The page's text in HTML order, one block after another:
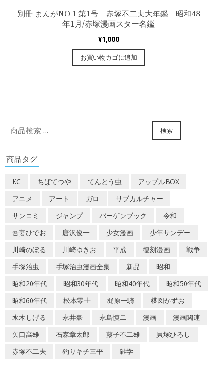
別冊 まんがNO.1 第1号 赤塚不二夫大年鑑 昭和48
年1月/赤塚漫画スター名鑑
¥1,000
お買い物カゴに追加
検
索
象:
検索
商品タグ
KC ちばてつや てんとう虫
アップルBOX
アニメ
アート ガロ
サブカルチャー
サンコミ
ジャンプ バーゲンブック
令和
吾妻ひでお
唐沢俊一 少女漫画
少年サンデー
川崎のぼる
川崎ゆきお 平成 復刻漫画
戦争
手塚治虫
手塚治虫漫画全集 新品
昭和
昭和20年代
昭和30年代 昭和40年代
昭和50年代
昭和60年代
松本零士 梶原一騎
楳図かずお
水木しげる
永井豪 永島慎二 漫画
漫画関連
矢口高雄
石森章太郎 藤子不二雄
貝塚ひろし
赤塚不二夫
釣りキチ三平 雑学